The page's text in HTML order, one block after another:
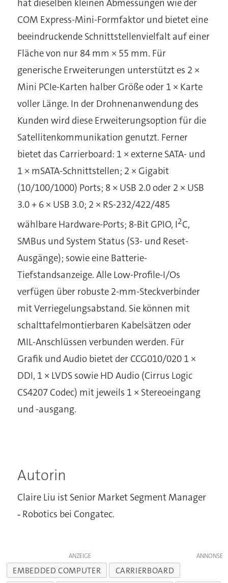
hat dieselben kleinen Abmessungen wie der
COM Express-Mini-Formfaktor und bietet eine
beeindruckende Schnittstellenvielfalt auf einer
Fläche von nur 84 mm × 55 mm. Für
generische Erweiterungen unterstützt es 2 ×
Mini PCIe-Karten halber Größe oder 1 × Karte
voller Länge. In der Drohnenanwendung des
Kunden wird diese Erweiterungsoption für die
Satellitenkommunikation genutzt. Ferner
bietet das Carrierboard: 1 × externe SATA- und
1 × mSATA-Schnittstellen; 2 × Gigabit
(10/100/1000) Ports; 8 × USB 2.0 oder 2 × USB
3.0 + 6 × USB 3.0; 2 × RS-232/422/485
wählbare Hardware-Ports; 8-Bit GPIO, I2C,
SMBus und System Status (S3- und Reset-
Ausgänge); sowie eine Batterie-
Tiefstandsanzeige. Alle Low-Profile-I/Os
verfügen über robuste 2-mm-Steckverbinder
mit Verriegelungsabstand. Sie können mit
schalttafelmontierbaren Kabelsätzen oder
MIL-Anschlüssen verbunden werden. Für
Grafik und Audio bietet der CCG010/020 1 ×
DDI, 1 × LVDS sowie HD Audio (Cirrus Logic
CS4207 Codec) mit jeweils 1 × Stereoeingang
und -ausgang.
Autorin
Claire Liu ist Senior Market Segment Manager
‑ Robotics bei Congatec.
ANZEIGE
EMBEDDED COMPUTER
CARRIERBOARD